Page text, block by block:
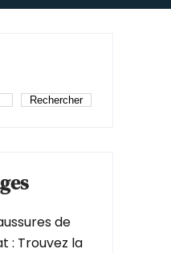
Rechercher
de
: Trouvez la